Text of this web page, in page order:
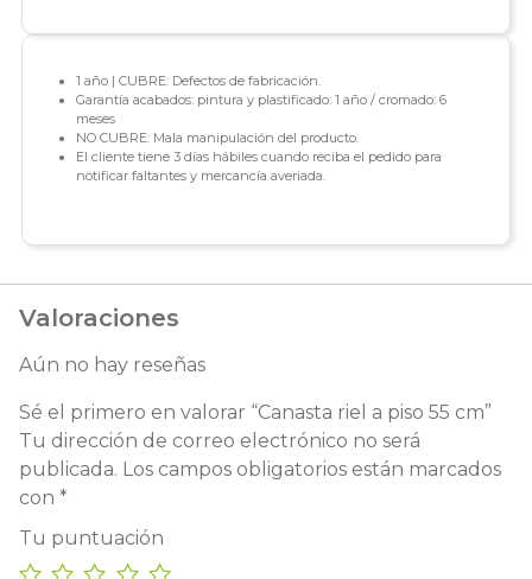
1 año | CUBRE: Defectos de fabricación.
Garantía acabados: pintura y plastificado: 1 año / cromado: 6
meses
NO CUBRE: Mala manipulación del producto.
El cliente tiene 3 días hábiles cuando reciba el pedido para
notificar faltantes y mercancía averiada.
Valoraciones
Aún no hay reseñas
Sé el primero en valorar “Canasta riel a piso 55 cm”
Tu dirección de correo electrónico no será
publicada. Los campos obligatorios están marcados
con *
Tu puntuación